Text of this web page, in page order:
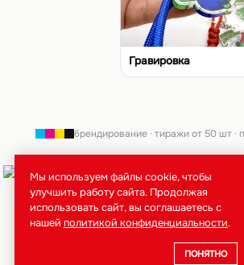
Гравировка
брендирование · тиражи от 50 шт ·
Мы используем файлы cookie, чтобы
улучшить работу сайта. Продолжая
использовать сайт, вы соглашаетесь с
нашей политикой конфиденциальности.
ПОНЯТНО